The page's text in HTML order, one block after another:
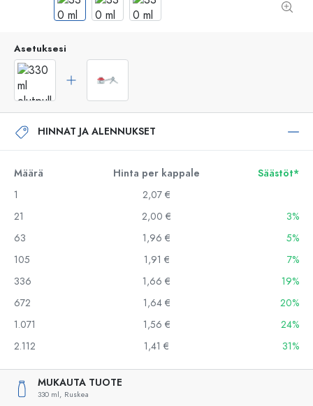
Asetuksesi
HINNAT JA ALENNUKSET
Määrä Hinta per kappale
Säästöt*
1
2,07 €
21
2,00 €
3%
63
1,96 €
5%
105
1,91 €
7%
336
1,66 €
19%
672
1,64 €
20%
1.071
1,56 €
24%
2.112
1,41 € 31%
MUKAUTA TUOTE
330 ml, Ruskea